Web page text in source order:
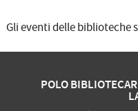
Gli eventi delle biblioteche
POLO